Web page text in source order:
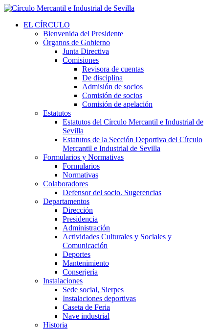
EL CÍRCULO
Bienvenida del Presidente
Órganos de Gobierno
Junta Directiva
Comisiones
Revisora de cuentas
De disciplina
Admisión de socios
Comisión de socios
Comisión de apelación
Estatutos
Estatutos del Círculo Mercantil e Industrial de
Sevilla
Estatutos de la Sección Deportiva del Círculo
Mercantil e Industrial de Sevilla
Formularios y Normativas
Formularios
Normativas
Colaboradores
Defensor del socio. Sugerencias
Departamentos
Dirección
Presidencia
Administración
Actividades Culturales y Sociales y
Comunicación
Deportes
Mantenimiento
Conserjería
Instalaciones
Sede social, Sierpes
Instalaciones deportivas
Caseta de Feria
Nave industrial
Historia